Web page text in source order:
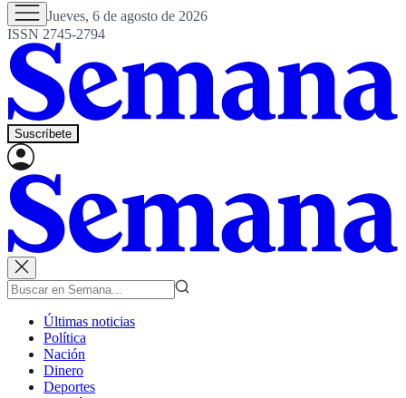
Jueves, 6 de agosto de 2026
ISSN 2745-2794
Suscríbete
Últimas noticias
Política
Nación
Dinero
Deportes